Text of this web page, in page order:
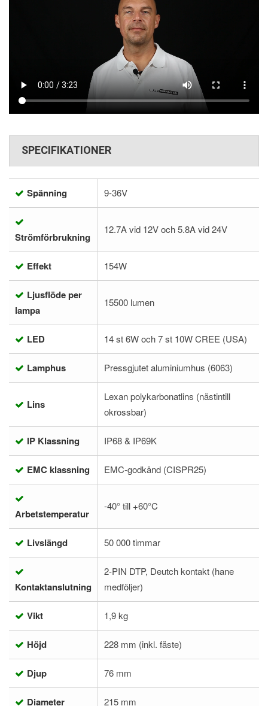
SPECIFIKATIONER
Spänning 9-36V
Strömförbrukning
12.7A vid 12V och 5.8A vid 24V
Effekt 154W
Ljusflöde per
lampa
15500 lumen
LED 14 st 6W och 7 st 10W CREE (USA)
Lamphus Pressgjutet aluminiumhus (6063)
Lins
Lexan polykarbonatlins (nästintill
okrossbar)
IP Klassning IP68 & IP69K
EMC klassning EMC-godkänd (CISPR25)
Arbetstemperatur
-40° till +60°C
Livslängd 50 000 timmar
Kontaktanslutning
2-PIN DTP, Deutch kontakt (hane
medföljer)
Vikt 1,9 kg
Höjd 228 mm (inkl. fäste)
Djup 76 mm
Diameter 215 mm